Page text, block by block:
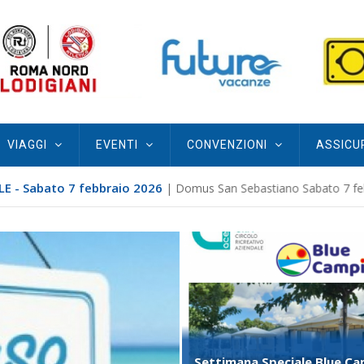
VIAGGI EVENTI CONVENZIONI
DELLA SABINA...